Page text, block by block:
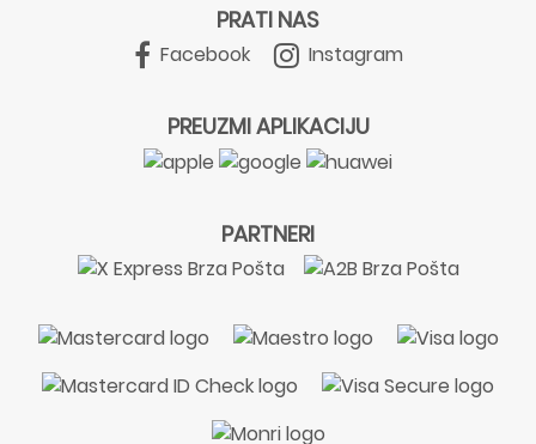
PRATI NAS
Facebook Instagram
PREUZMI APLIKACIJU
PARTNERI